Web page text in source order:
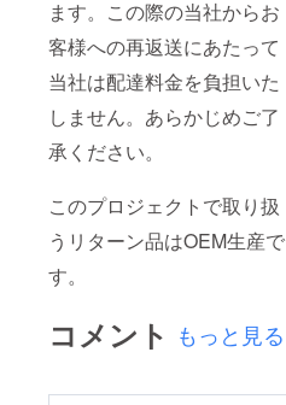
ます。この際の当社からお
客様への再返送にあたって
当社は配達料金を負担いた
しません。あらかじめご了
承ください。
このプロジェクトで取り扱
うリターン品はOEM生産で
す。
コメント もっと見る